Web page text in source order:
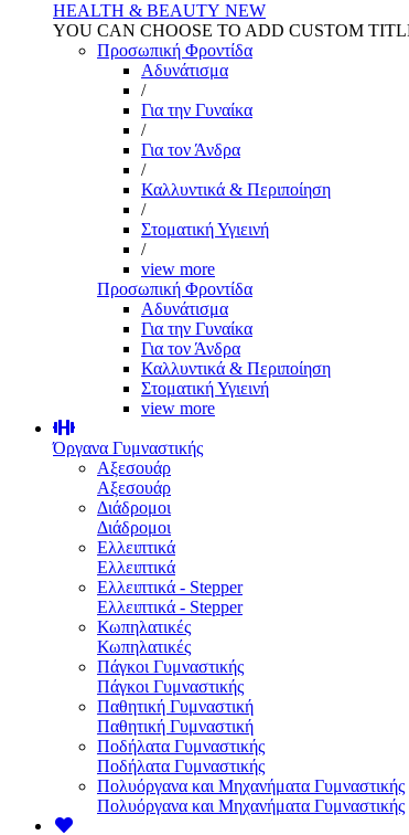
HEALTH & BEAUTY NEW
YOU CAN CHOOSE TO ADD CUSTOM
Προσωπική Φροντίδα
Αδυνάτισμα
/
Για την Γυναίκα
/
Για τον Άνδρα
/
Καλλυντικά & Περιποίηση
/
Στοματική Υγιεινή
/
view more
Προσωπική Φροντίδα
Αδυνάτισμα
Για την Γυναίκα
Για τον Άνδρα
Καλλυντικά & Περιποίηση
Στοματική Υγιεινή
view more
Όργανα Γυμναστικής
Αξεσουάρ
Αξεσουάρ
Διάδρομοι
Διάδρομοι
Ελλειπτικά
Ελλειπτικά
Ελλειπτικά - Stepper
Ελλειπτικά - Stepper
Κωπηλατικές
Κωπηλατικές
Πάγκοι Γυμναστικής
Πάγκοι Γυμναστικής
Παθητική Γυμναστική
Παθητική Γυμναστική
Ποδήλατα Γυμναστικής
Ποδήλατα Γυμναστικής
Πολυόργανα και Μηχανήματα Γυμναστικής
Πολυόργανα και Μηχανήματα Γυμναστικής